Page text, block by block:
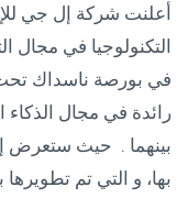
أعلنت شركة إل جي
رائدة في مجال
بينهما . حيث ستعرض